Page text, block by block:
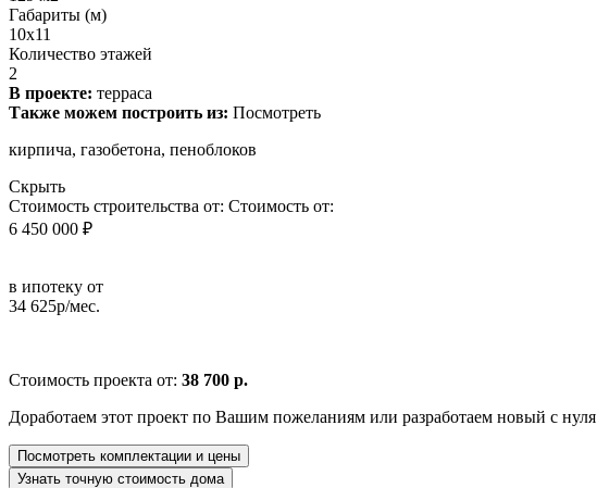
Габариты (м)
10х11
Количество этажей
2
В проекте: терраса
Также можем построить из: Посмотреть
кирпича, газобетона, пеноблоков
Скрыть
Стоимость строительства от: Стоимость от:
6 450 000 ₽
в ипотеку от
34 625р/мес.
Стоимость проекта от: 38 700 р.
Доработаем этот проект по Вашим пожеланиям или разработаем новый с нуля
Посмотреть комплектации и цены
Узнать точную стоимость дома